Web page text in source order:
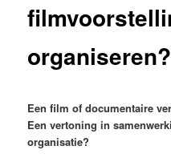
organiseren?
Een film of documentaire
Een vertoning in
organisatie?